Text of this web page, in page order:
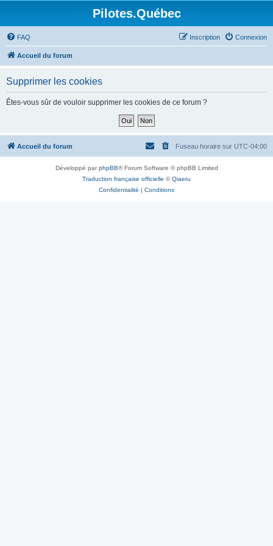
Pilotes.Québec
FAQ Connexion
Inscription
Accueil du forum
Supprimer les cookies
Êtes-vous sûr de vouloir supprimer les cookies de ce forum ?
Accueil du forum Fuseau horaire sur UTC-04:00
Développé parphpBB® Forum Software © phpBB Limited
Traduction française officielle ©Qiaeru
Confidentialité | Conditions